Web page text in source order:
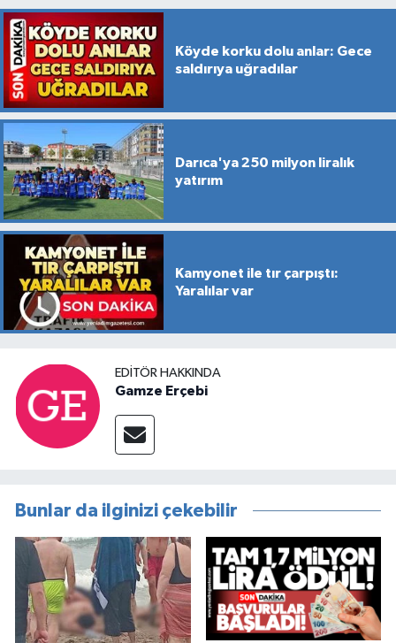
Köyde korku dolu anlar: Gece
saldırıya uğradılar
Darıca'ya 250 milyon liralık
yatırım
Kamyonet ile tır çarpıştı:
Yaralılar var
EDITÖR HAKKINDA
Gamze Erçebi
Bunlar da ilginizi çekebilir